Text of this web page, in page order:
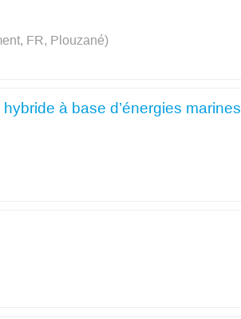
FR, Plouzané)
à base d’énergies marines